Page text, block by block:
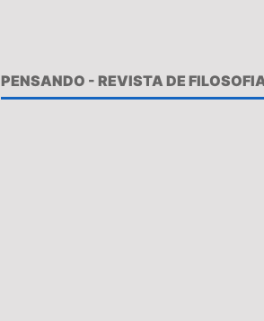
PENSANDO - REVISTA DE